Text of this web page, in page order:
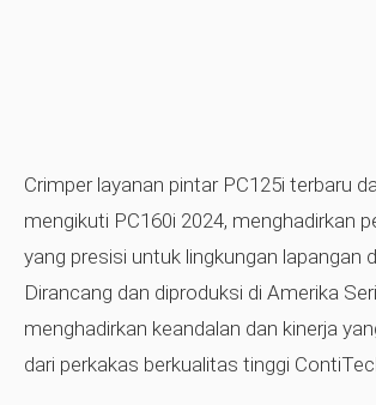
Crimper layanan pintar PC125i terbaru
mengikuti PC160i 2024, menghadirkan
yang presisi untuk lingkungan lapangan
Dirancang dan diproduksi di Amerika
menghadirkan keandalan dan kinerja
dari perkakas berkualitas tinggi